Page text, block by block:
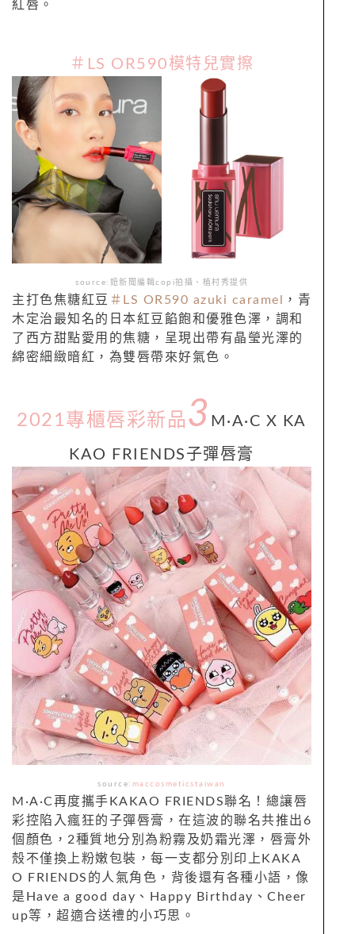
紅唇。
＃LS OR590模特兒實擦
source:妞新聞編輯copi拍攝、植村秀提供
主打色焦糖紅豆 ＃LS OR590 azuki caramel
，青
木定治最知名的日本紅豆餡飽和優雅色澤，調和
了西方甜點愛用的焦糖，呈現出帶有晶瑩光澤的
綿密細緻暗紅，為雙唇帶來好氣色。
2021專櫃唇彩新品 3 M·A·C X KA
KAO FRIENDS子彈唇膏
source: maccosmeticstaiwan
M·A·C再度攜手KAKAO FRIENDS聯名！總讓唇
彩控陷入瘋狂的子彈唇膏，在這波的聯名共推出6
個顏色，2種質地分別為粉霧及奶霜光澤，唇膏外
殼不僅換上粉嫩包裝，每一支都分別印上KAKA
O FRIENDS的人氣角色，背後還有各種小語，像
是Have a good day、Happy Birthday、Cheer
up等，超適合送禮的小巧思。